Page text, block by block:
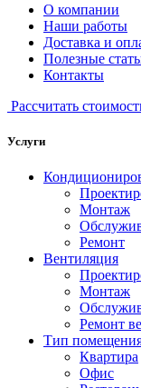
О компании
Наши работы
Доставка и
Полезные
Контакты
Рассчитать
Услуги
Монтаж
Ремонт
Вентиляция
Монтаж
Ремонт
Тип
Квартира
Офис